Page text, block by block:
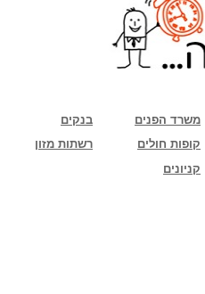
בנקים משרד הפנים
רשתות מזון
קופות חולים
קניונים